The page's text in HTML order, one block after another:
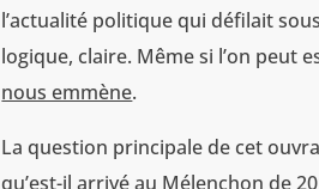
l’actualité politique qui défilait
logique, claire. Même si l’on peut
nous emmène.
La question principale de cet
qu’est-il arrivé au Mélenchon de